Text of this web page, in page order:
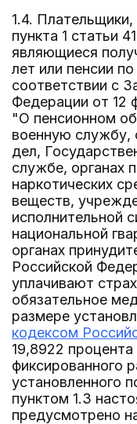
1.4.
пункта 1 статьи
являющиеся
лет или пенсии
соответствии с
Федерации от 12
"О пенсионном
военную службу,
дел,
службе, органах
наркотических
веществ,
исполнительной
национальной
органах
Российской
уплачивают
обязательное
размере
кодексом
19,8922 процента
фиксированного
установленного
пунктом 1.3
предусмотрено